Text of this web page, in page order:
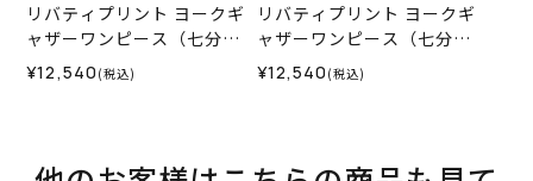
リバティプリント ヨークギ
ャザーワンピース（七分
袖）＜LLサイズ＞35K
¥12,540 (税込)
リバティプリント ヨークギ
ャザーワンピース（七分
袖）＜LLサイズ＞35M
¥12,540 (税込)